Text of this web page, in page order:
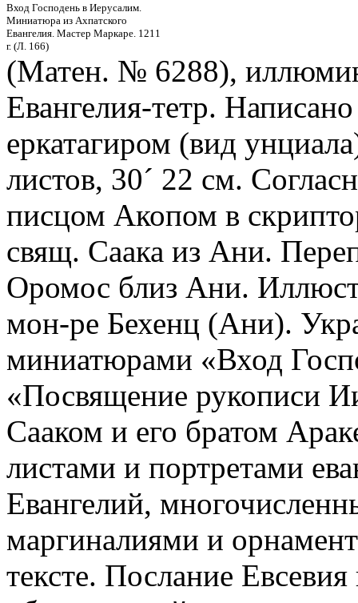
Вход Господень в Иерусалим.
Миниатюра из Ахпатского
Евангелия. Мастер Маркаре. 1211
г. (Л. 166)
(Матен. № 6288),
Евангелия-тетр.
еркатагиром (вид
листов, 30´ 22 см.
писцом Акопом в
свящ. Саака из Ани.
Оромос близ Ани.
мон-ре Бехенц (Ани).
миниатюрами «Вход
«Посвящение рукописи
Сааком и его братом
листами и портретами
Евангелий,
маргиналиями и
тексте. Послание